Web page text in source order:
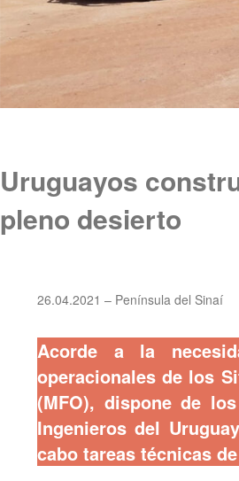
Uruguayos
pleno desierto
26.04.2021 – Península del Sinaí
Acorde a la
operacionales de los
(MFO), dispone de
Ingenieros del
cabo tareas técnicas